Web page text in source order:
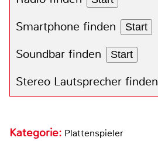
Smartphone finden Start
Soundbar finden Start
Stereo Lautsprecher finden
Kategorie: Plattenspieler